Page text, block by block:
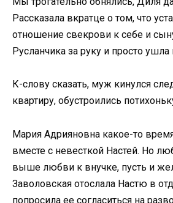
Рассказала вкратце о том, что
отношение свекрови к себе и
Русланчика за руку и просто
К-слову сказать, муж кинулся
квартиру, обустроились
Мария Адрияновна какое-то
вместе с невесткой Настей. Но
выше любви к внучке, пусть и
Заволовская отослала Настю в
попросила ее согласиться на